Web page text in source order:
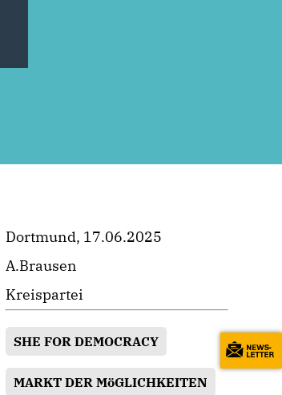
Dortmund, 17.06.2025
A.Brausen
Kreispartei
SHE FOR DEMOCRACY
MARKT DER MöGLICHKEITEN